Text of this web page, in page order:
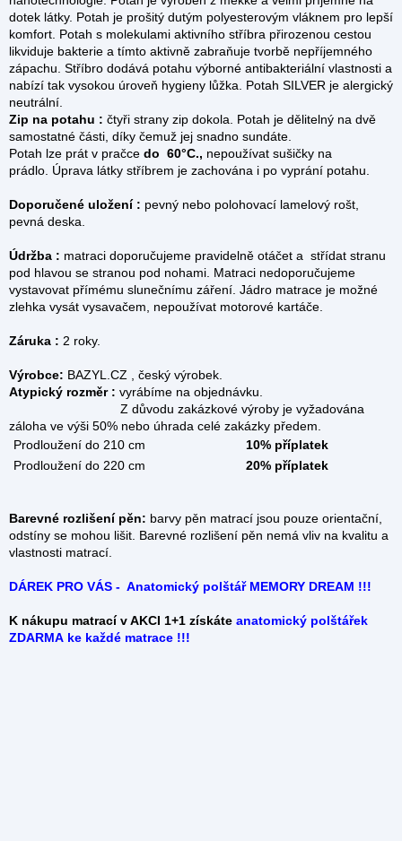
dotek látky. Potah je prošitý dutým polyesterovým vláknem pro lepší
komfort. Potah s molekulami aktivního stříbra přirozenou cestou
likviduje bakterie a tímto aktivně zabraňuje tvorbě nepříjemného
zápachu. Stříbro dodává potahu výborné antibakteriální vlastnosti a
nabízí tak vysokou úroveň hygieny lůžka. Potah SILVER je alergický
neutrální.
Zip na potahu : čtyři strany zip dokola.
Potah je dělitelný na dvě
samostatné části, díky čemuž jej snadno sundáte.
Potah lze prát v pračce do 60°C., nepoužívat sušičky na
prádlo. Úprava látky stříbrem je zachována i po vyprání potahu.
Doporučené uložení : pevný nebo polohovací lamelový rošt,
pevná deska.
Údržba : matraci doporučujeme pravidelně otáčet a střídat stranu
pod hlavou se stranou pod nohami. Matraci nedoporučujeme
vystavovat přímému slunečnímu záření. Jádro matrace je možné
zlehka vysát vysavačem, nepoužívat motorové kartáče.
Záruka : 2 roky.
Výrobce: BAZYL.CZ , český výrobek.
Atypický rozměr : vyrábíme na objednávku.
Z důvodu zakázkové výroby je vyžadována
záloha ve výši 50% nebo úhrada celé zakázky předem.
Prodloužení do 210 cm
10% příplatek
Prodloužení do 220 cm
20% příplatek
Barevné rozlišení pěn: barvy pěn matrací jsou pouze orientační,
odstíny se mohou lišit. Barevné rozlišení pěn nemá vliv na kvalitu a
vlastnosti matrací.
DÁREK PRO VÁS - Anatomický polštář MEMORY DREAM !!!
K nákupu matrací v AKCI 1+1 získáte anatomický polštářek
ZDARMA ke každé matrace !!!